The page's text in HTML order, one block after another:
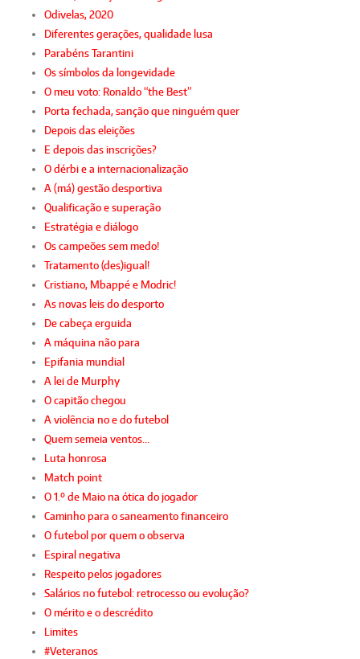
Odivelas, 2020
Diferentes gerações, qualidade lusa
Parabéns Tarantini
Os símbolos da longevidade
O meu voto: Ronaldo “the Best”
Porta fechada, sanção que ninguém quer
Depois das eleições
E depois das inscrições?
O dérbi e a internacionalização
A (má) gestão desportiva
Qualificação e superação
Estratégia e diálogo
Os campeões sem medo!
Tratamento (des)igual!
Cristiano, Mbappé e Modric!
As novas leis do desporto
De cabeça erguida
A máquina não para
Epifania mundial
A lei de Murphy
O capitão chegou
A violência no e do futebol
Quem semeia ventos…
Luta honrosa
Match point
O 1.º de Maio na ótica do jogador
Caminho para o saneamento financeiro
O futebol por quem o observa
Espiral negativa
Respeito pelos jogadores
Salários no futebol: retrocesso ou evolução?
O mérito e o descrédito
Limites
#Veteranos